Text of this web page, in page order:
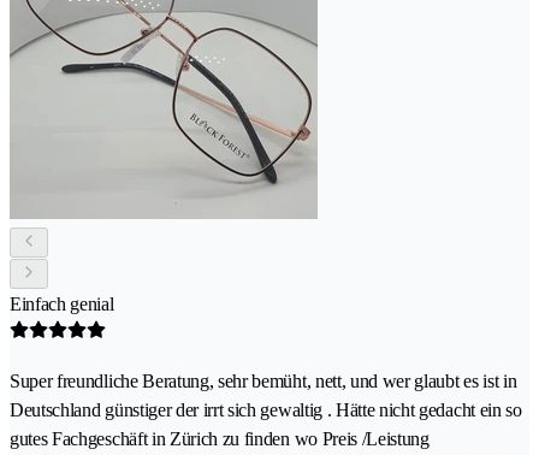
Einfach genial
Super freundliche Beratung, sehr bemüht, nett, und wer glaubt es ist in
Deutschland günstiger der irrt sich gewaltig . Hätte nicht gedacht ein so
gutes Fachgeschäft in Zürich zu finden wo Preis /Leistung